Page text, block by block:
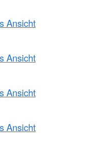
Ansicht
Ansicht
Ansicht
Ansicht